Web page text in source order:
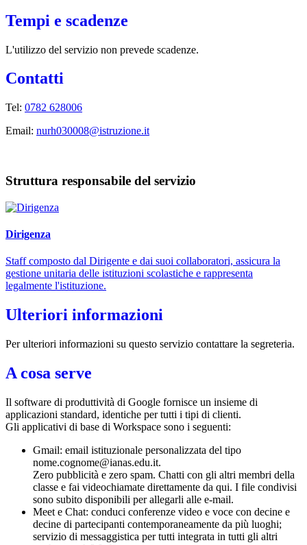
Tempi e scadenze
L'utilizzo del servizio non prevede scadenze.
Contatti
Tel: 0782 628006
Email: nurh030008@istruzione.it
Struttura responsabile del servizio
Dirigenza
Staff composto dal Dirigente e dai suoi collaboratori, assicura la
gestione unitaria delle istituzioni scolastiche e rappresenta
legalmente l'istituzione.
Ulteriori informazioni
Per ulteriori informazioni su questo servizio contattare la segreteria.
A cosa serve
Il software di produttività di Google fornisce un insieme di
applicazioni standard, identiche per tutti i tipi di clienti.
Gli applicativi di base di Workspace sono i seguenti:
Gmail: email istituzionale personalizzata del tipo
nome.cognome@ianas.edu.it.
Zero pubblicità e zero spam. Chatti con gli altri membri della
classe e fai videochiamate direttamente da qui. I file condivisi
sono subito disponibili per allegarli alle e-mail.
Meet e Chat: conduci conferenze video e voce con decine e
decine di partecipanti contemporaneamente da più luoghi;
servizio di messaggistica per tutti integrata in tutti gli altri